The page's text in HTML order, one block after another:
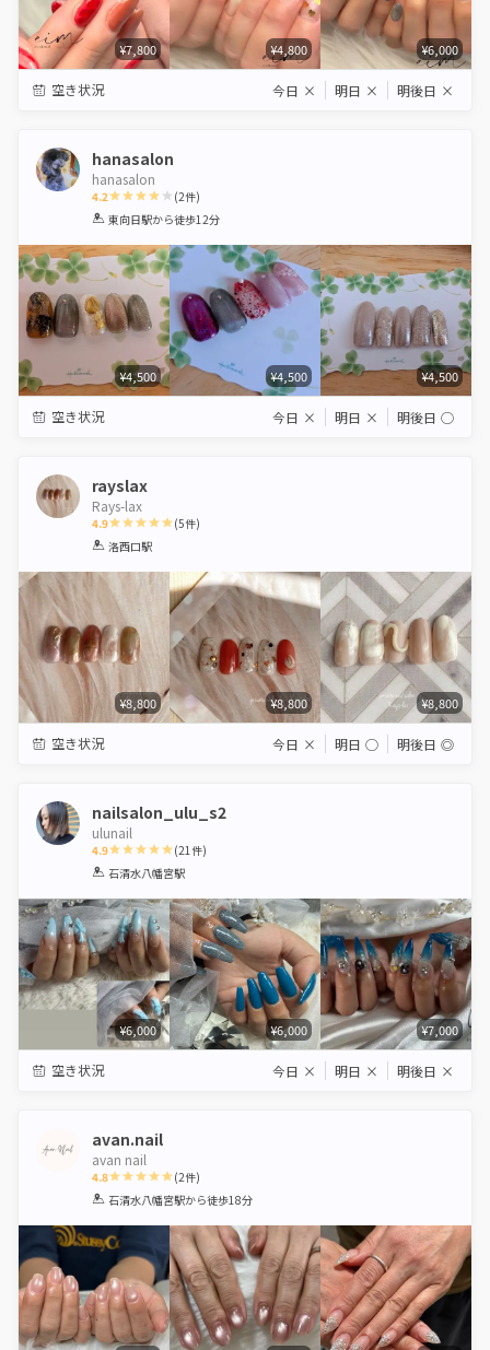
¥7,800 ¥4,800 ¥6,000
空き状況 今日 × 明日 × 明後日 ×
hanasalon
hanasalon
4.2
1 2 3 4 5
(2件)
東向日駅から徒歩12分
¥4,500 ¥4,500 ¥4,500
空き状況 今日 × 明日 × 明後日 ◯
rayslax
Rays-lax
4.9
1 2 3 4
(5件)
洛西口駅
¥8,800 ¥8,800 ¥8,800
空き状況 今日 × 明日 ◯ 明後日 ◎
nailsalon_ulu_s2
ulunail
4.9
1 2 3 4 5
(21件)
石清水八幡宮駅
¥6,000 ¥6,000 ¥7,000
空き状況 今日 × 明日 × 明後日 ×
avan.nail
avan nail
4.8
1 2 3 4 5
(2件)
石清水八幡宮駅から徒歩18分